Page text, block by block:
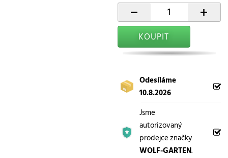
- +
KOUPIT
Odesíláme
10.8.2026
Jsme
autorizovaný
prodejce značky
WOLF-GARTEN.